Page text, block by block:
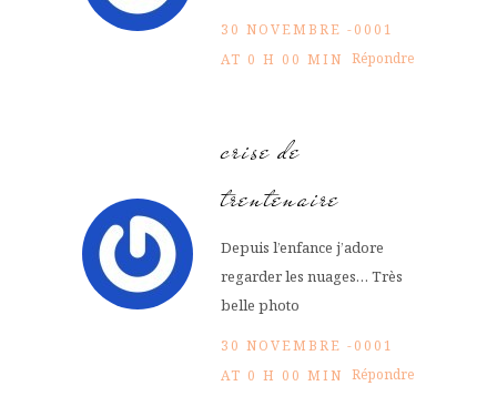
30 NOVEMBRE -0001
AT 0 H 00 MIN Répondre
crise de
trentenaire
Depuis l’enfance j’adore
regarder les nuages… Très
belle photo
30 NOVEMBRE -0001
AT 0 H 00 MIN Répondre